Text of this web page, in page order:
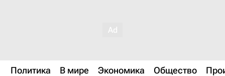
Политика В мире Экономика Общество